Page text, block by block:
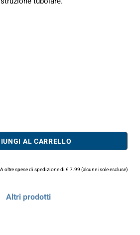
AL CARRELLO
oltre spese di spedizione di € 7.99 (alcune isole escluse)
Altri prodotti